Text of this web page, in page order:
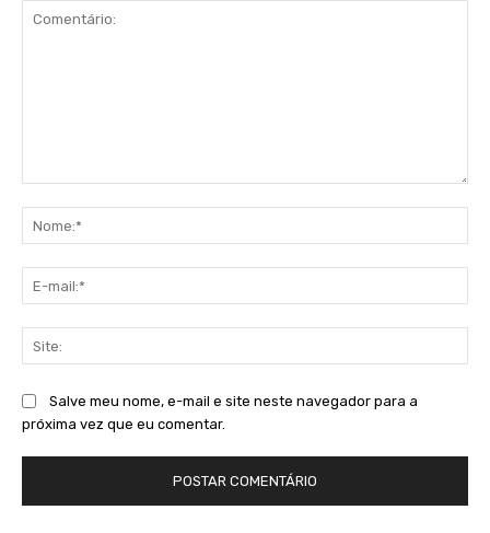
Salve meu nome, e-mail e site neste navegador para a
próxima vez que eu comentar.